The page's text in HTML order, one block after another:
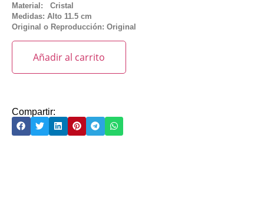
Material: Cristal
Medidas: Alto 11.5 cm
Original o Reproducción: Original
Añadir al carrito
Compartir: